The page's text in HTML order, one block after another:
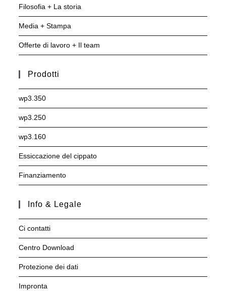
Filosofia + La storia
Media + Stampa
Offerte di lavoro + Il team
Prodotti
wp3.350
wp3.250
wp3.160
Essiccazione del cippato
Finanziamento
Info & Legale
Ci contatti
Centro Download
Protezione dei dati
Impronta